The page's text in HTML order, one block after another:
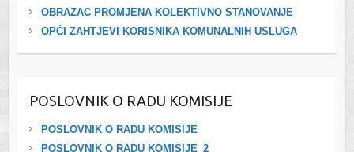
OBRAZAC PROMJENA KOLEKTIVNO STANOVANJE
OPĆI ZAHTJEVI KORISNIKA KOMUNALNIH USLUGA
POSLOVNIK O RADU KOMISIJE
POSLOVNIK O RADU KOMISIJE
POSLOVNIK O RADU KOMISIJE_2